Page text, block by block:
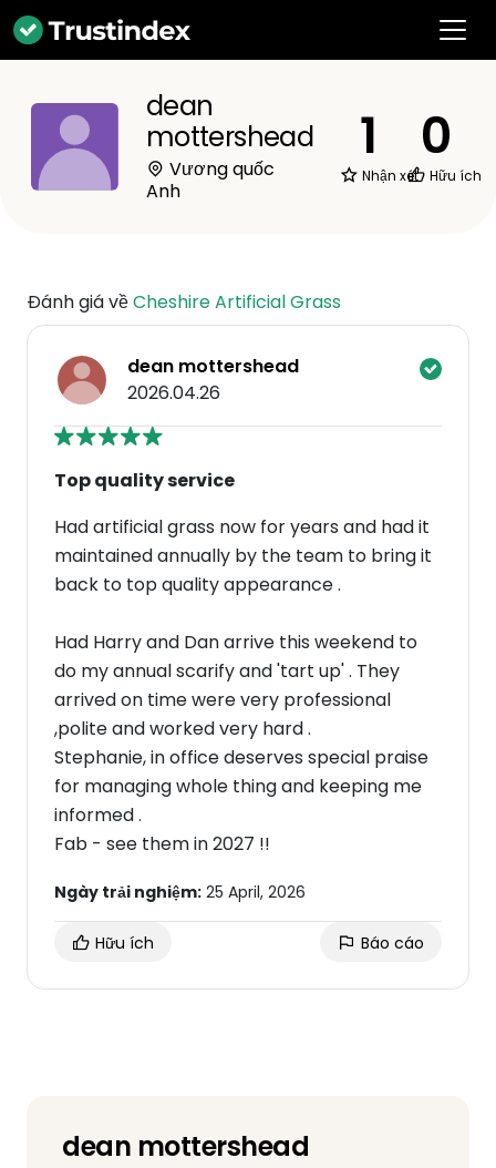
dean
mottershead
Vương quốc
Anh
1
Nhận xét
0
Hữu ích
Đánh giá vềCheshire Artificial Grass
dean mottershead
2026.04.26
Top quality service
Had artificial grass now for years and had it
maintained annually by the team to bring it
back to top quality appearance .
Had Harry and Dan arrive this weekend to
do my annual scarify and 'tart up' . They
arrived on time were very professional
,polite and worked very hard .
Stephanie, in office deserves special praise
for managing whole thing and keeping me
informed .
Fab - see them in 2027 !!
Ngày trải nghiệm: 25 April, 2026
Hữu ích Báo cáo
dean mottershead